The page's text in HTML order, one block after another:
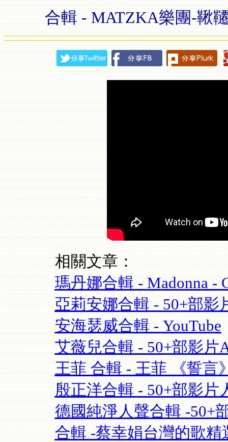
合輯 - MATZKA樂團-鞦
相關文章：
瑪丹娜合輯 - Madonna -
亞莉安娜合輯 - 50+部影
安海瑟威合輯 - YouTube
艾薇兒合輯 - 50+部影片
王菲 合輯 - 王菲 《誓言
殷正洋合輯 - 50+部影片
德國純淨人聲合輯 -50+
合輯 -蔡幸娟台灣的歌精